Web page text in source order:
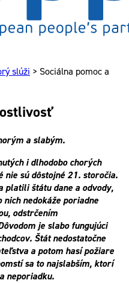
slúži > Sociálna pomoc a
a slabým.
i dlhodobo chorých
nie sú dôstojné 21. storočia.
platili štátu dane a odvody,
nedokáže poriadne
odstrčením
je slabo fungujúci
Štát nedostatočne
a potom hasí požiare
sa to najslabším, ktorí
neporiadku.